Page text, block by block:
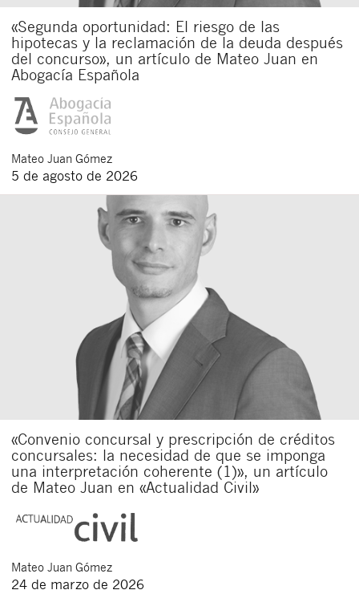
«Segunda oportunidad: El riesgo de las
hipotecas y la reclamación de la deuda después
del concurso», un artículo de Mateo Juan en
Abogacía Española
Mateo Juan Gómez
5 de agosto de 2026
«Convenio concursal y prescripción de créditos
concursales: la necesidad de que se imponga
una interpretación coherente (1)», un artículo
de Mateo Juan en «Actualidad Civil»
Mateo Juan Gómez
24 de marzo de 2026